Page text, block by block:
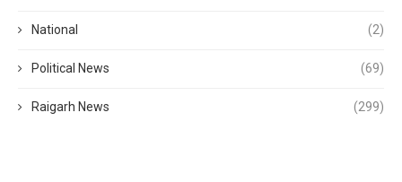
National (2)
Political News (69)
Raigarh News (299)